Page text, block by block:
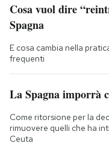
Cosa vuol dire
Spagna
E cosa cambia nella
frequenti
La Spagna imporrà
Come ritorsione per la
rimuovere quelli che ha
Ceuta